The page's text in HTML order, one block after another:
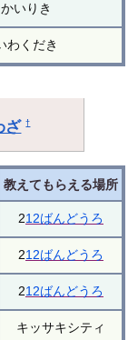
かいりき
わくだき
ざ †
教えてもらえる場所
212ばんどうろ
212ばんどうろ
212ばんどうろ
キッサキシティ